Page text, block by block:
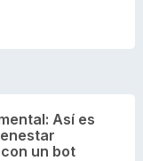
Así es
un bot